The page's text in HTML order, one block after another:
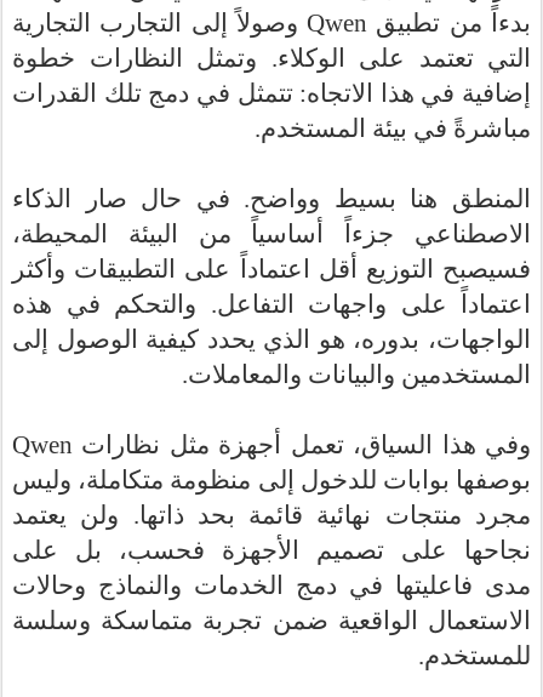
بدءاً من تطبيق Qwen وصولاً إلى التجارب التجارية
التي تعتمد على الوكلاء. وتمثل النظارات خطوة
إضافية في هذا الاتجاه: تتمثل في دمج تلك القدرات
مباشرةً في بيئة المستخدم.
المنطق هنا بسيط وواضح. في حال صار الذكاء
الاصطناعي جزءاً أساسياً من البيئة المحيطة،
فسيصبح التوزيع أقل اعتماداً على التطبيقات وأكثر
اعتماداً على واجهات التفاعل. والتحكم في هذه
الواجهات، بدوره، هو الذي يحدد كيفية الوصول إلى
المستخدمين والبيانات والمعاملات.
وفي هذا السياق، تعمل أجهزة مثل نظارات Qwen
بوصفها بوابات للدخول إلى منظومة متكاملة، وليس
مجرد منتجات نهائية قائمة بحد ذاتها. ولن يعتمد
نجاحها على تصميم الأجهزة فحسب، بل على
مدى فاعليتها في دمج الخدمات والنماذج وحالات
الاستعمال الواقعية ضمن تجربة متماسكة وسلسة
للمستخدم.